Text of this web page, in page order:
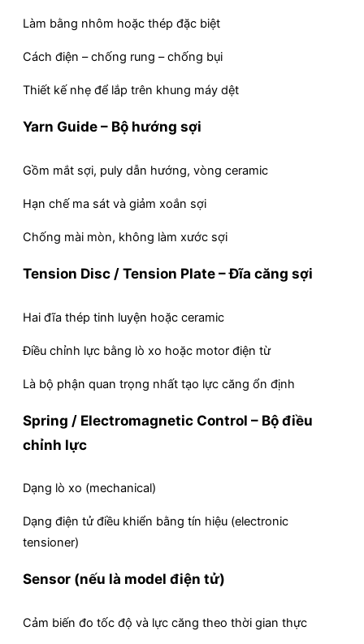
Làm bằng nhôm hoặc thép đặc biệt
Cách điện – chống rung – chống bụi
Thiết kế nhẹ để lắp trên khung máy dệt
Yarn Guide – Bộ hướng sợi
Gồm mắt sợi, puly dẫn hướng, vòng ceramic
Hạn chế ma sát và giảm xoắn sợi
Chống mài mòn, không làm xước sợi
Tension Disc / Tension Plate – Đĩa căng sợi
Hai đĩa thép tinh luyện hoặc ceramic
Điều chỉnh lực bằng lò xo hoặc motor điện từ
Là bộ phận quan trọng nhất tạo lực căng ổn định
Spring / Electromagnetic Control – Bộ điều
chỉnh lực
Dạng lò xo (mechanical)
Dạng điện tử điều khiển bằng tín hiệu (electronic
tensioner)
Sensor (nếu là model điện tử)
Cảm biến đo tốc độ và lực căng theo thời gian thực